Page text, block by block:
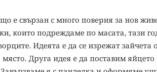
е свързан с много поверия за нов
които подреждаме по масата, тази
Идеята е да се изрежат
Друга идея е да поставим